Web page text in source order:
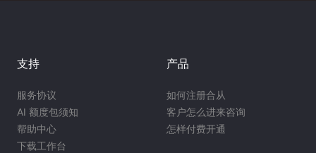
支持
服务协议
AI 额度包须知
帮助中心
下载工作台
产品
如何注册合从
客户怎么进来咨询
怎样付费开通